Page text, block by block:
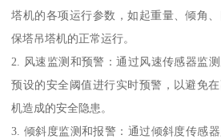
塔机的各项运行参数，如起重量、倾角
保塔吊塔机的正常运行。
2. 风速监测和预警：通过风速传感器监
预设的安全阈值进行实时预警，以避免
机造成的安全隐患。
3. 倾斜度监测和报警：通过倾斜度传感